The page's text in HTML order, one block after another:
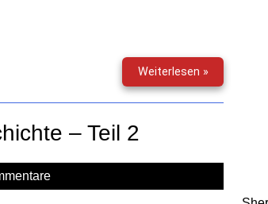
Weiterlesen »
Geschichten
–
3
– Teil 2